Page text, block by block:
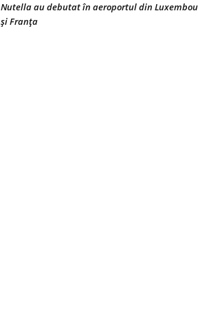
Nutella au debutat în aeroportul din
şi Franţa